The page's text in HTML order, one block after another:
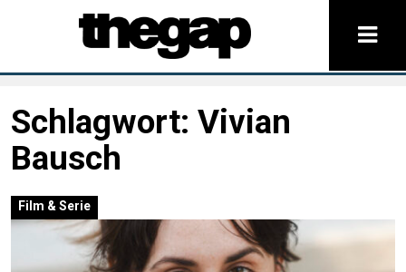
Schlagwort: Vivian
Bausch
Film & Serie